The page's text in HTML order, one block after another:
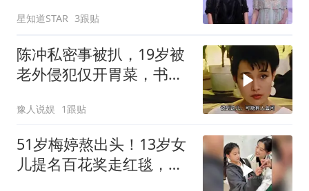
星知道STAR 3跟贴
陈冲私密事被扒，19岁被
老外侵犯仅开胃菜，书中
豫人说娱 1跟贴
51岁梅婷熬出头！13岁女
儿提名百花奖走红毯，跟